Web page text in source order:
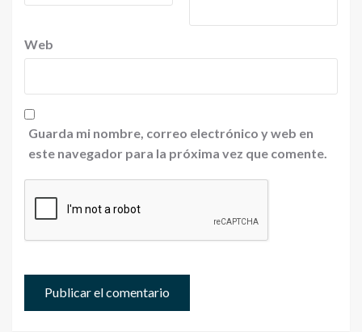
Web
Guarda mi nombre, correo electrónico y web en
este navegador para la próxima vez que comente.